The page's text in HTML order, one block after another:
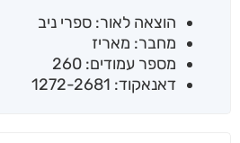
הוצאה לאור: ספרי ניב
מחבר: מאריז
מספר עמודים: 260
דאנאקוד: 1272-2681